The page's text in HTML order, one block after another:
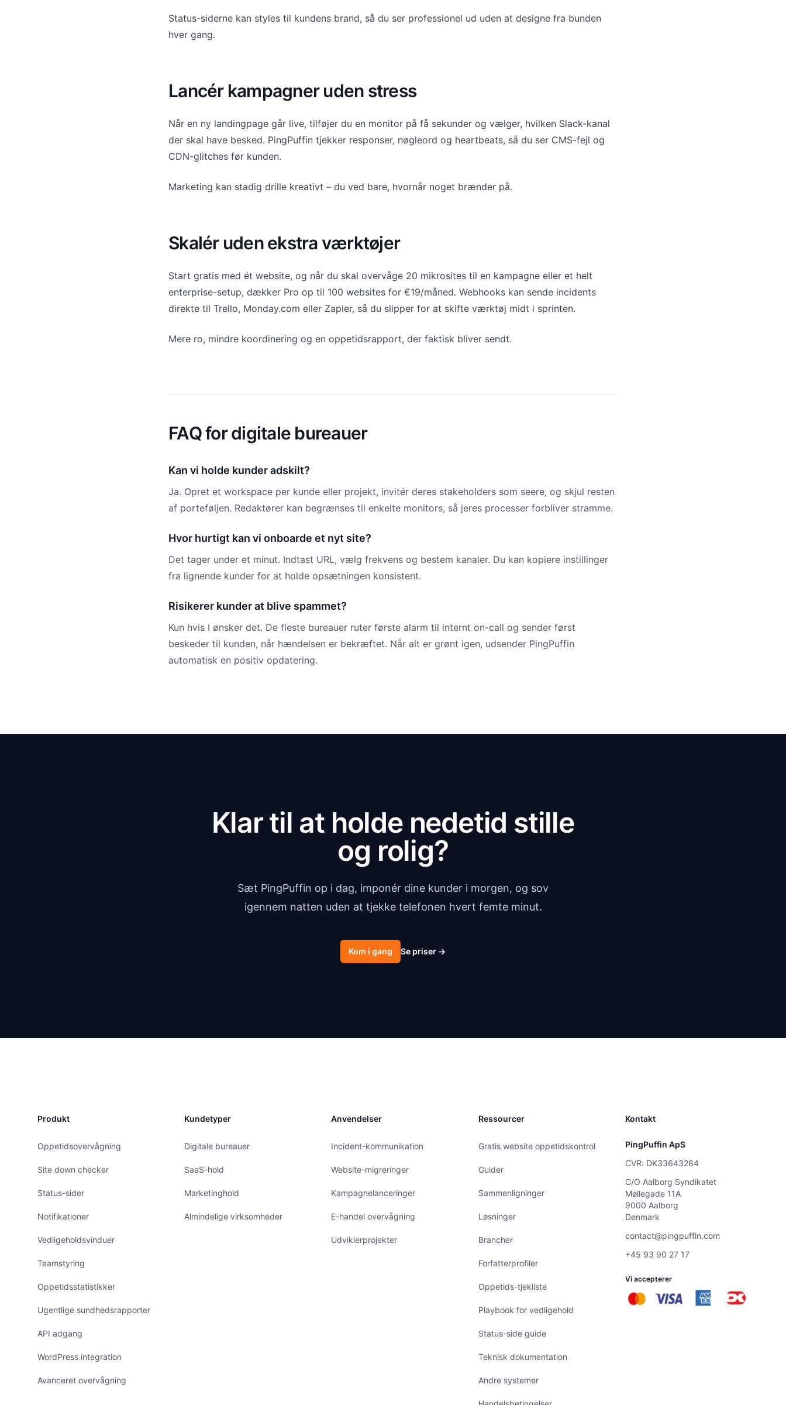
Status-siderne kan styles til kundens brand, så du ser professionel ud uden at designe fra bunden
hver gang.
Lancér kampagner uden stress
Når en ny landingpage går live, tilføjer du en monitor på få sekunder og vælger, hvilken Slack-kanal
der skal have besked. PingPuffin tjekker responser, nøgleord og heartbeats, så du ser CMS-fejl og
CDN-glitches før kunden.
Marketing kan stadig drille kreativt – du ved bare, hvornår noget brænder på.
Skalér uden ekstra værktøjer
Start gratis med ét website, og når du skal overvåge 20 mikrosites til en kampagne eller et helt
enterprise-setup, dækker Pro op til 100 websites for €19/måned. Webhooks kan sende incidents
direkte til Trello, Monday.com eller Zapier, så du slipper for at skifte værktøj midt i sprinten.
Mere ro, mindre koordinering og en oppetidsrapport, der faktisk bliver sendt.
FAQ for digitale bureauer
Kan vi holde kunder adskilt?
Ja. Opret et workspace per kunde eller projekt, invitér deres stakeholders som seere, og skjul resten
af porteføljen. Redaktører kan begrænses til enkelte monitors, så jeres processer forbliver stramme.
Hvor hurtigt kan vi onboarde et nyt site?
Det tager under et minut. Indtast URL, vælg frekvens og bestem kanaler. Du kan kopiere instillinger
fra lignende kunder for at holde opsætningen konsistent.
Risikerer kunder at blive spammet?
Kun hvis I ønsker det. De fleste bureauer ruter første alarm til internt on-call og sender først
beskeder til kunden, når hændelsen er bekræftet. Når alt er grønt igen, udsender PingPuffin
automatisk en positiv opdatering.
Klar til at holde nedetid stille
og rolig?
Sæt PingPuffin op i dag, imponér dine kunder i morgen, og sov
igennem natten uden at tjekke telefonen hvert femte minut.
Kom i gang Se priser →
Produkt
Oppetidsovervågning
Site down checker
Status-sider
Notifikationer
Vedligeholdsvinduer
Teamstyring
Oppetidsstatistikker
Ugentlige sundhedsrapporter
API adgang
WordPress integration
Avanceret overvågning
Kundetyper
Digitale bureauer
SaaS-hold
Marketinghold
Almindelige virksomheder
Anvendelser
Incident-kommunikation
Website-migreringer
Kampagnelanceringer
E-handel overvågning
Udviklerprojekter
Ressourcer
Gratis website oppetidskontrol
Guider
Sammenligninger
Løsninger
Brancher
Forfatterprofiler
Oppetids-tjekliste
Playbook for vedligehold
Status-side guide
Teknisk dokumentation
Andre systemer
Kontakt
PingPuffin ApS
CVR: DK33643284
C/O Aalborg Syndikatet
Møllegade 11A
9000 Aalborg
Denmark
contact@pingpuffin.com
+45 93 90 27 17
Vi accepterer